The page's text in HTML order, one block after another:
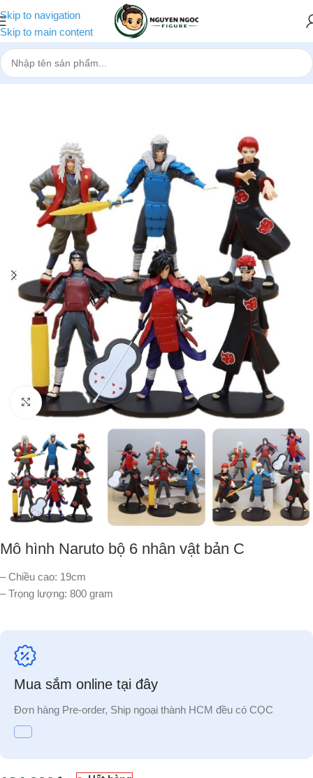
Skip to navigation
Skip to main content
Trang chủ»Cửa hàng»Mô hình Naruto bộ 6 nhân vật bản C
Nhấp để phóng to
Mô hình Naruto bộ 6 nhân vật bản C
– Chiều cao: 19cm
– Trọng lượng: 800 gram
Mua sắm online tại đây
Đơn hàng Pre-order, Ship ngoại thành HCM đều có CỌC